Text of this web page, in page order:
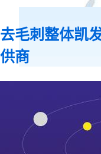
去毛刺整体凯
供商